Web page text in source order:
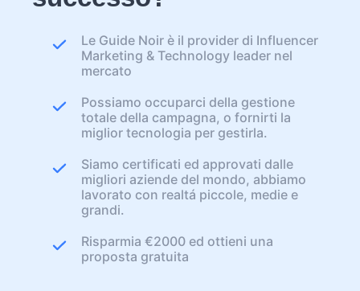
Le Guide Noir è il provider di Influencer
Marketing & Technology leader nel
mercato
Possiamo occuparci della gestione
totale della campagna, o fornirti la
miglior tecnologia per gestirla.
Siamo certificati ed approvati dalle
migliori aziende del mondo, abbiamo
lavorato con realtá piccole, medie e
grandi.
Risparmia €2000 ed ottieni una
proposta gratuita